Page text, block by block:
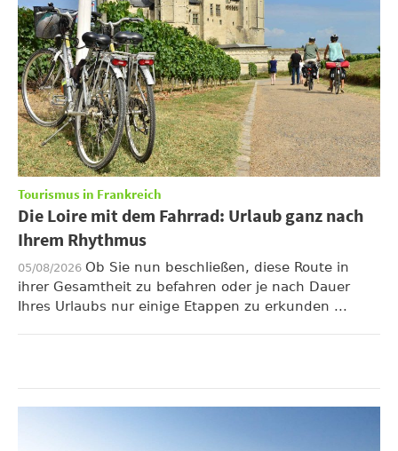
Tourismus in Frankreich
Die Loire mit dem Fahrrad: Urlaub ganz nach
Ihrem Rhythmus
05/08/2026 Ob Sie nun beschließen, diese Route in
ihrer Gesamtheit zu befahren oder je nach Dauer
Ihres Urlaubs nur einige Etappen zu erkunden ...